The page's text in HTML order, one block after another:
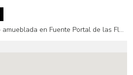
Renta casa en condominio amueblada en Fuente Portal de las Flores